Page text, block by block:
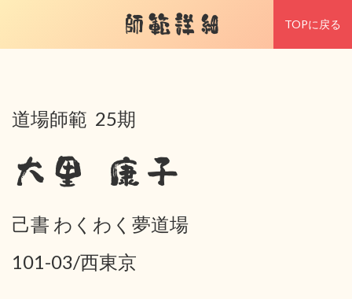
師範詳細 TOPに戻る
道場師範 25期
大里 康子
己書 わくわく夢道場
101-03/西東京